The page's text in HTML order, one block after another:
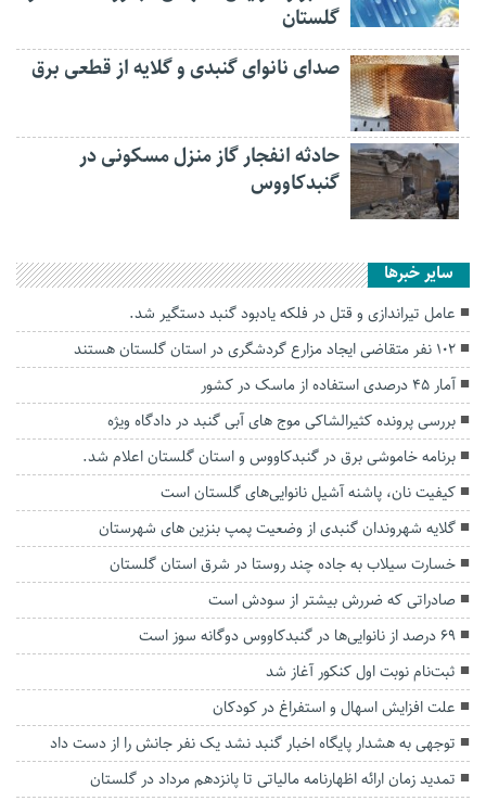
گلستان
صدای نانوای گنبدی و گلایه از قطعی برق
حادثه انفجار گاز منزل مسکونی در
گنبدکاووس
سایر خبرها
عامل تیراندازی و قتل در فلکه یادبود گنبد دستگیر شد.
۱۰۲ نفر متقاضی ایجاد مزارع گردشگری در استان گلستان هستند
آمار ۴۵ درصدی استفاده از ماسک در کشور
بررسی پرونده کثیرالشاکی موج های آبی گنبد در دادگاه ویژه
برنامه خاموشی برق د‌ر گنبدکاووس و استان گلستان اعلام شد.
کیفیت نان، پاشنه آشیل نانوایی‌های گلستان است
گلایه شهروندان گنبدی از وضعیت پمپ بنزین های شهرستان
خسارت سیلاب به جاده چند روستا در شرق استان گلستان
صادراتی که ضررش بیشتر از سودش است
۶۹ درصد از نانوایی‌ها در گنبدکاووس دوگانه سوز است
ثبت‌نام نوبت اول کنکور آغاز شد
علت افزایش اسهال و استفراغ در کودکان
توجهی به هشدار پایگاه اخبار گنبد نشد یک نفر جانش را از دست داد
تمدید زمان ارائه اظهارنامه مالیاتی تا پانزدهم مرداد در گلستان